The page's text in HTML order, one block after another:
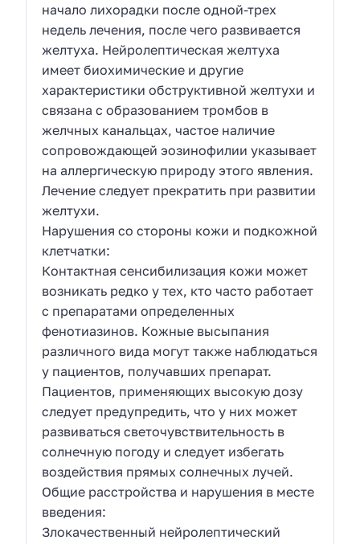
начало лихорадки после одной-трех
недель лечения, после чего развивается
желтуха. Нейролептическая желтуха
имеет биохимические и другие
характеристики обструктивной желтухи и
связана с образованием тромбов в
желчных канальцах, частое наличие
сопровождающей эозинофилии указывает
на аллергическую природу этого явления.
Лечение следует прекратить при развитии
желтухи.
Нарушения со стороны кожи и подкожной
клетчатки:
Контактная сенсибилизация кожи может
возникать редко у тех, кто часто работает
с препаратами определенных
фенотиазинов. Кожные высыпания
различного вида могут также наблюдаться
у пациентов, получавших препарат.
Пациентов, применяющих высокую дозу
следует предупредить, что у них может
развиваться светочувствительность в
солнечную погоду и следует избегать
воздействия прямых солнечных лучей.
Общие расстройства и нарушения в месте
введения:
Злокачественный нейролептический